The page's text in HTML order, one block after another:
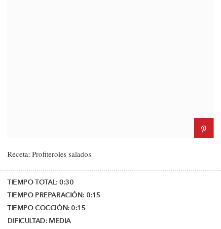
Receta: Profiteroles salados
TIEMPO TOTAL:0:30
TIEMPO PREPARACIÓN: 0:15
TIEMPO COCCIÓN:0:15
DIFICULTAD: MEDIA